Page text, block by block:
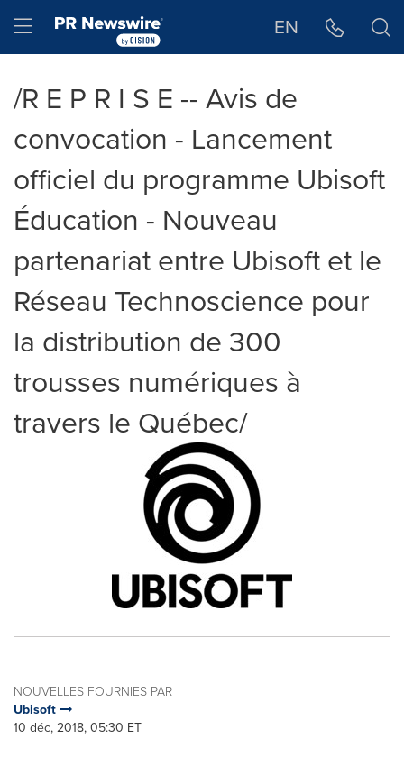
Hamburger menu EN
/R E P R I S E -- Avis de
convocation - Lancement
officiel du programme Ubisoft
Éducation - Nouveau
partenariat entre Ubisoft et le
Réseau Technoscience pour
la distribution de 300
trousses numériques à
travers le Québec/
NOUVELLES FOURNIES PAR
Ubisoft
10 déc, 2018, 05:30 ET